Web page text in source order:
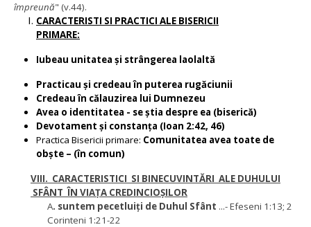
împreună" (v.44).
CARACTERISTI SI PRACTICI ALE BISERICII
PRIMARE:
Iubeau unitatea și strângerea laolaltă
Practicau și credeau în puterea rugăciunii
Credeau în călauzirea lui Dumnezeu
Avea o identitatea - se știa despre ea (biserică)
Devotament și constanța (Ioan 2:42, 46)
Practica Bisericii primare: Comunitatea avea toate de
obște – (în comun)
VIII. CARACTERISTICI SI BINECUVINTĂRI ALE DUHULUI
SFÂNT ÎN VIAȚA CREDINCIOȘILOR
A. suntem pecetluiți de Duhul Sfânt ...- Efeseni 1:13; 2
Corinteni 1:21-22